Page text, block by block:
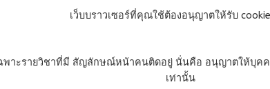
เว็บบราวเซอร์ที่คุณใช้ต้องอนุญาตให้รับ
พาะรายวิชาที่มี สัญลักษณ์หน้าคนติดอยู่ นั่นคือ อนุญาตให้บุค
เท่านั้น